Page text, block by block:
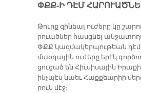
ՓՔՔ-Ի ԴԷՄ
Թուրք զի­նեալ ու­ժե­րը կը
րուած­ներ հասց­նել
ՓՔՔ կազ­մա­կեր­պու­թեան
մաօ­դա­յին ու­ժե­րը ե­րէկ
ցու­ցած են Հիւ­սի­սա­յին
ինչ­պէս նաեւ Հաք­քեա­րիի
րուն մէջ։